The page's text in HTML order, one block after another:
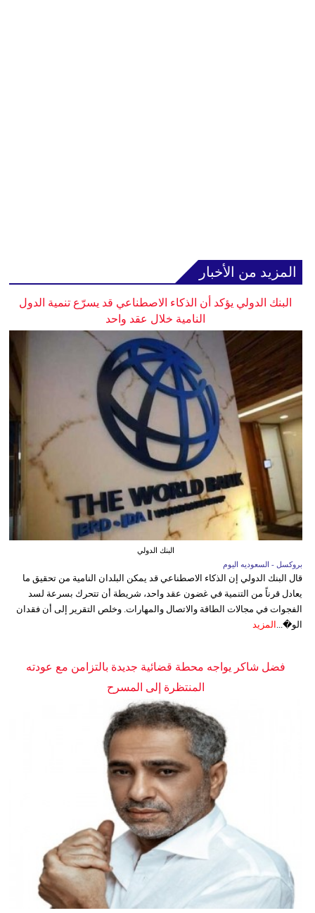
المزيد من الأخبار
البنك الدولي يؤكد أن الذكاء الاصطناعي قد يسرّع تنمية الدول
النامية خلال عقد واحد
البنك الدولي
بروكسل - السعوديه اليوم
قال البنك الدولي إن الذكاء الاصطناعي قد يمكن البلدان النامية من تحقيق ما
يعادل قرناً من التنمية في غضون عقد واحد، شريطة أن تتحرك بسرعة لسد
الفجوات في مجالات الطاقة والاتصال والمهارات. وخلص التقرير إلى أن فقدان
الو�... المزيد
فضل شاكر يواجه محطة قضائية جديدة بالتزامن مع عودته
المنتظرة إلى المسرح